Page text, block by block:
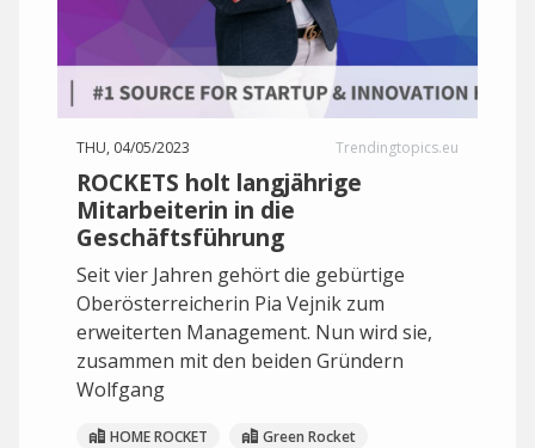
THU, 04/05/2023 Trendingtopics.eu
ROCKETS holt langjährige
Mitarbeiterin in die
Geschäftsführung
Seit vier Jahren gehört die gebürtige
Oberösterreicherin Pia Vejnik zum
erweiterten Management. Nun wird sie,
zusammen mit den beiden Gründern
Wolfgang
HOME ROCKET Green Rocket